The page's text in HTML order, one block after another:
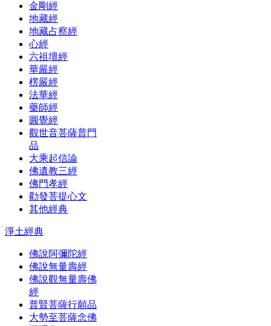
金剛經
地藏經
地藏占察經
心經
六祖壇經
華嚴經
楞嚴經
法華經
藥師經
圓覺經
觀世音菩薩普門
品
大乘起信論
佛遺教三經
佛門孝經
勸發菩提心文
其他經典
淨土經典
佛說阿彌陀經
佛說無量壽經
佛說觀無量壽佛
經
普賢菩薩行願品
大勢至菩薩念佛